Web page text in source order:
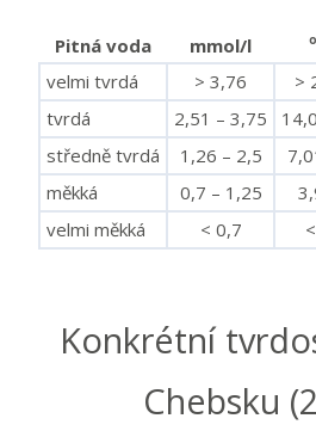
Pitná voda mmol/l o
velmi tvrdá
> 3,76 >
tvrdá
2,51 – 3,75
středně tvrdá
1,26 – 2,5
měkká
0,7 – 1,25
velmi měkká
< 0,7
Konkrétní
Chebsku